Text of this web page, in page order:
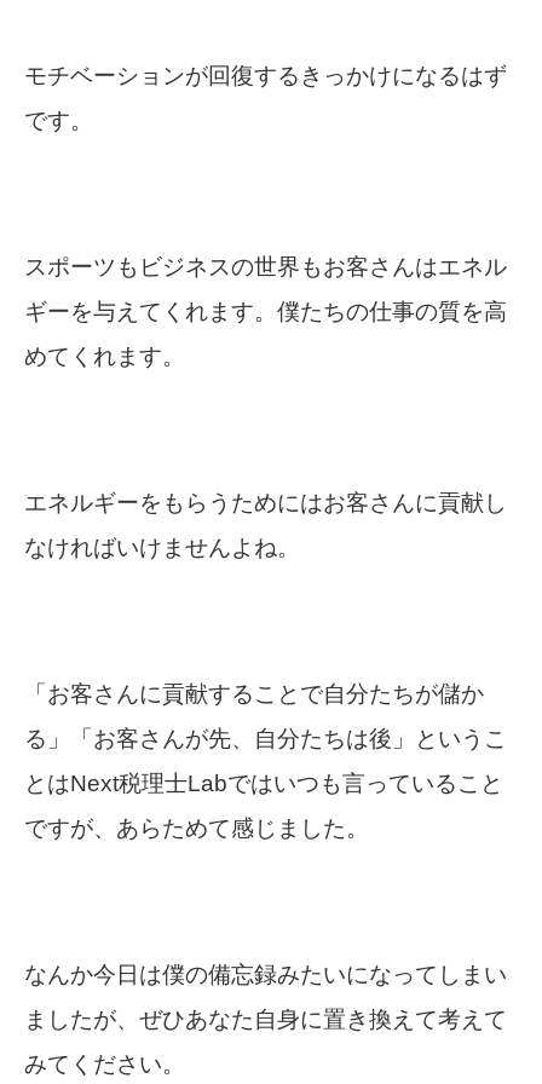
モチベーションが回復するきっかけになるはず
です。
スポーツもビジネスの世界もお客さんはエネル
ギーを与えてくれます。僕たちの仕事の質を高
めてくれます。
エネルギーをもらうためにはお客さんに貢献し
なければいけませんよね。
「お客さんに貢献することで自分たちが儲か
る」「お客さんが先、自分たちは後」というこ
とはNext税理士Labではいつも言っていること
ですが、あらためて感じました。
なんか今日は僕の備忘録みたいになってしまい
ましたが、ぜひあなた自身に置き換えて考えて
みてください。